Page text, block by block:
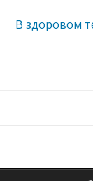
В здоровом